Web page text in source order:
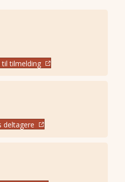
til tilmelding
deltagere